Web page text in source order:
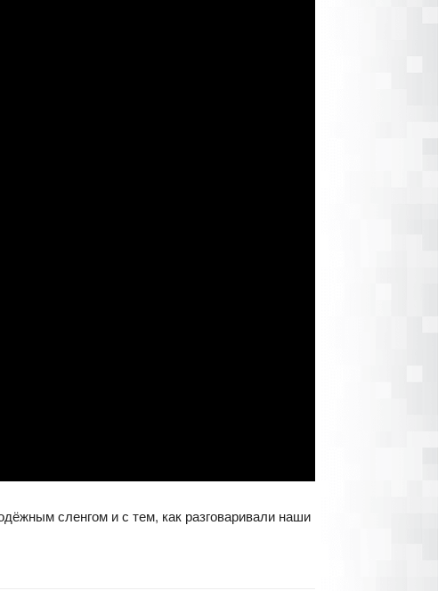
сленгом и с тем, как разговаривали наши